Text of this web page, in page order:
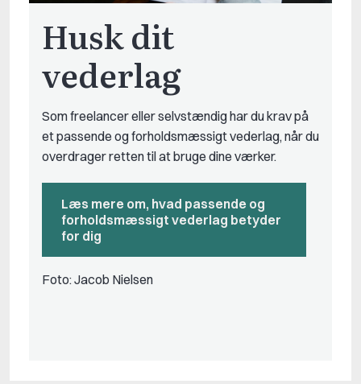
Husk dit
vederlag
Som freelancer eller selvstændig har du krav på
et passende og forholdsmæssigt vederlag, når du
overdrager retten til at bruge dine værker.
Læs mere om, hvad passende og
forholdsmæssigt vederlag betyder
for dig
Foto: Jacob Nielsen